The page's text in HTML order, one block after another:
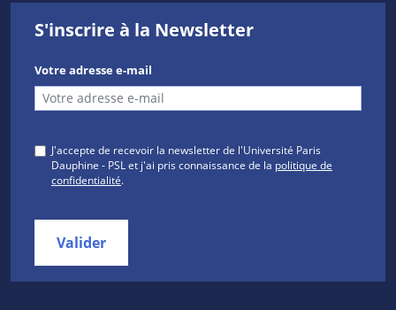
S'inscrire à la Newsletter
Votre adresse e-mail
J'accepte de recevoir la newsletter de l'Université Paris
Dauphine - PSL et j'ai pris connaissance de la politique de
confidentialité.
Valider